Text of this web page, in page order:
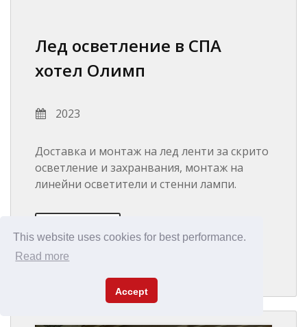
This website uses cookies for best performance.
Read more
Accept
Лед осветление в СПА
хотел Олимп
2023
Доставка и монтаж на лед ленти за скрито
осветление и захранвания, монтаж на
линейни осветители и стенни лампи.